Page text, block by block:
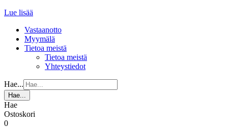
Lue lisää
Vastaanotto
Myymälä
Tietoa meistä
Tietoa meistä
Yhteystiedot
Hae...
Hae...
Hae
Ostoskori
0